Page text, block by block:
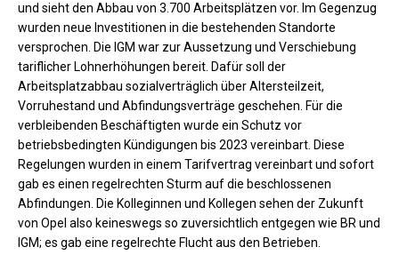
und sieht den Abbau von 3.700 Arbeitsplätzen vor. Im Gegenzug
wurden neue Investitionen in die bestehenden Standorte
versprochen. Die IGM war zur Aussetzung und Verschiebung
tariflicher Lohnerhöhungen bereit. Dafür soll der
Arbeitsplatzabbau sozialverträglich über Altersteilzeit,
Vorruhestand und Abfindungsverträge geschehen. Für die
verbleibenden Beschäftigten wurde ein Schutz vor
betriebsbedingten Kündigungen bis 2023 vereinbart. Diese
Regelungen wurden in einem Tarifvertrag vereinbart und sofort
gab es einen regelrechten Sturm auf die beschlossenen
Abfindungen. Die Kolleginnen und Kollegen sehen der Zukunft
von Opel also keineswegs so zuversichtlich entgegen wie BR und
IGM; es gab eine regelrechte Flucht aus den Betrieben.